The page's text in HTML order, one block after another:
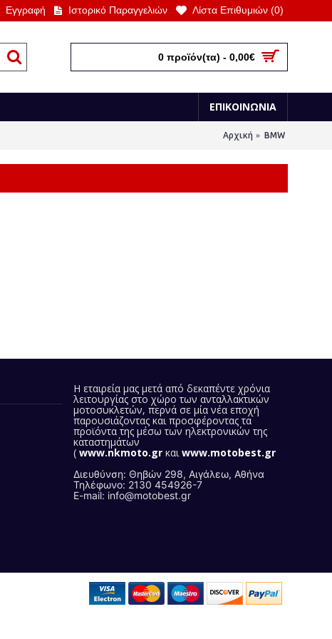
Εγγραφή Ιστορικό Παραγγελιών Λίστα Επιθυμιών (0)
0 προϊόν(τα) - 0,00€
ΕΠΙΚΟΙΝΩΝΙΑ
Αρχική BMW
Η εταιρεία μαςμετά από δεκαπέντε χρόνια
λειτουργίας στο χώρο των ανταλλακτικών
μοτοσυκλετών, περνά σε μία νέα εποχή
παρουσιάζοντας και προσφέροντας τα
προϊόντα της μέσω των ηλεκτρονικών της
καταστημάτων
( www.nkmoto.gr και www.motobest.gr)
Διευθύνση: Θηβών 298, Αιγάλεω, Αθήνα
Τηλέφωνο: 2130 454926-7
E-mail: info@motobest.gr